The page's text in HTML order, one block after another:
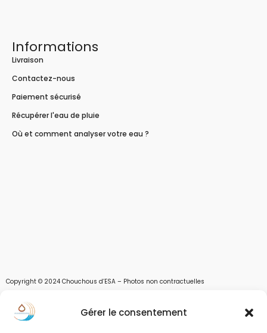
Gérer le consentement
Informations
Livraison
Contactez-nous
Paiement sécurisé
Récupérer l'eau de pluie
Où et comment analyser votre eau ?
Copyright © 2024 Chouchous d’ESA – Photos non contractuelles
Les chouchous d’Esa vous apportent toutes les solutions pour récupérer l’eau de
pluie, et des moyens pour stocker, filtrer, traiter et potabiliser l’eau d’un forage,